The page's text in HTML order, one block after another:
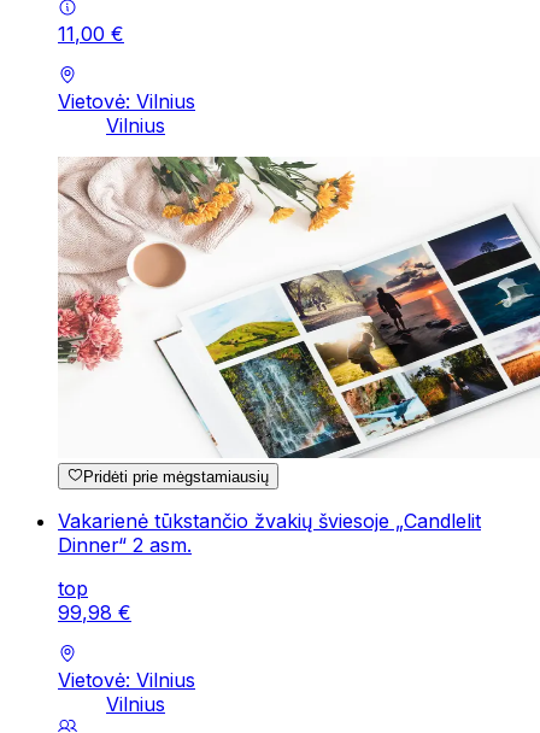
11,00 €
Vietovė: Vilnius
Vilnius
Pridėti prie mėgstamiausių
Vakarienė tūkstančio žvakių šviesoje „Candlelit
Dinner“ 2 asm.
top
99,98 €
Vietovė: Vilnius
Vilnius